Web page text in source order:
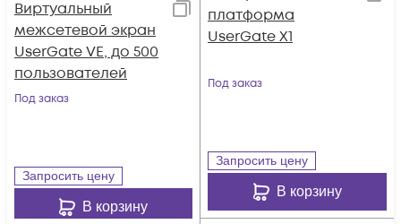
Виртуальный
межсетевой экран
UserGate VE, до 500
пользователей
Под заказ
Запросить цену
В корзину
платформа
UserGate X1
Под заказ
Запросить цену
В корзину